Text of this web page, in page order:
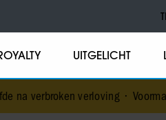
UITGELICHT
•Voormalig prins Andrew